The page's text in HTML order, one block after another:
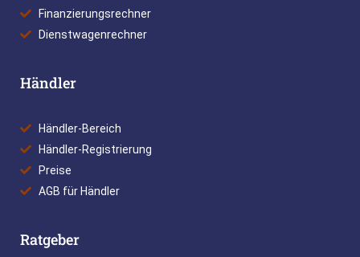
Finanzierungsrechner
Dienstwagenrechner
Händler
Händler-Bereich
Händler-Registrierung
Preise
AGB für Händler
Ratgeber